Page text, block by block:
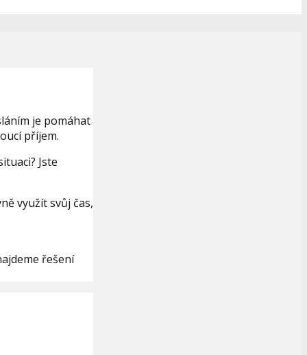
je pomáhat
příjem.
Jste
využít svůj čas,
řešení